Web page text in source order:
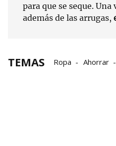
para que se seque. Una
además de las arrugas,
TEMAS Ropa Ahorrar